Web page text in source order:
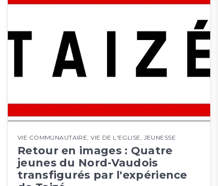
VIE COMMUNAUTAIRE ,VIE DE L'EGLISE JEUNESSE
Retour en images : Quatre
jeunes du Nord-Vaudois
transfigurés par l'expérience